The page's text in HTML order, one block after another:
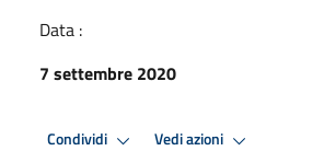
Data :
7 settembre 2020
Condividi Vedi azioni